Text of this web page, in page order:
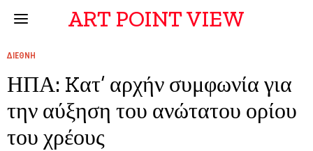
ART POINT VIEW
ΔΙΕΘΝΗ
ΗΠΑ: Kατ’ αρχήν συμφωνία για
την αύξηση του ανώτατου ορίου
του χρέους